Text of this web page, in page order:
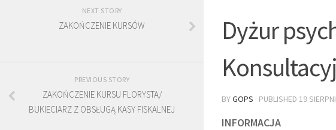
Dyżur
BYGOPS · PUBLISHED 19
INFORMACJA
NEXT STORY
ZAKOŃCZENIE KURSÓW
PREVIOUS STORY
ZAKOŃCZENIE KURSU FLORYSTA/
BUKIECIARZ Z OBSŁUGĄ KASY FISKALNEJ